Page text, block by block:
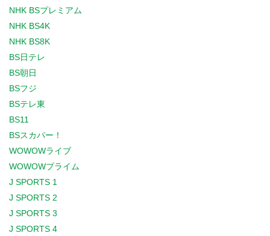
NHK BSプレミアム
NHK BS4K
NHK BS8K
BS日テレ
BS朝日
BSフジ
BSテレ東
BS11
BSスカパー！
WOWOWライブ
WOWOWプライム
J SPORTS 1
J SPORTS 2
J SPORTS 3
J SPORTS 4